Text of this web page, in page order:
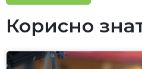
Корисно